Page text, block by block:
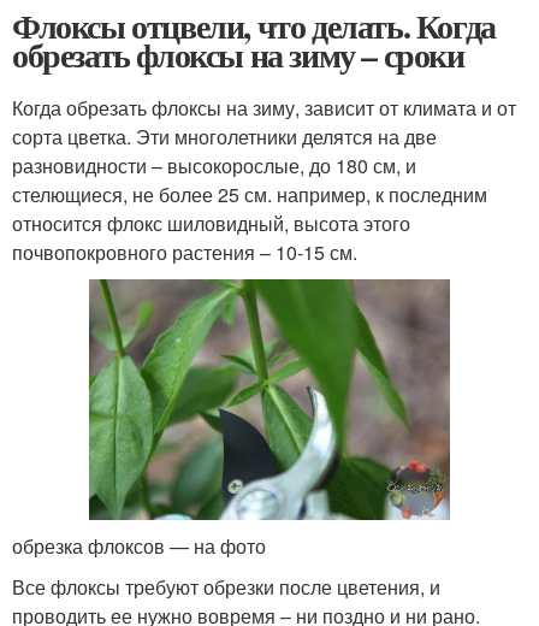
Флоксы отцвели, что делать. Когда
обрезать флоксы на зиму – сроки
Когда обрезать флоксы на зиму, зависит от климата и от
сорта цветка. Эти многолетники делятся на две
разновидности – высокорослые, до 180 см, и
стелющиеся, не более 25 см. например, к последним
относится флокс шиловидный, высота этого
почвопокровного растения – 10-15 см.
обрезка флоксов — на фото
Все флоксы требуют обрезки после цветения, и
проводить ее нужно вовремя – ни поздно и ни рано.